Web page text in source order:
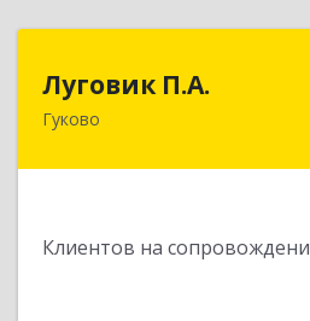
Луговик П.А.
Гуково
Клиентов на